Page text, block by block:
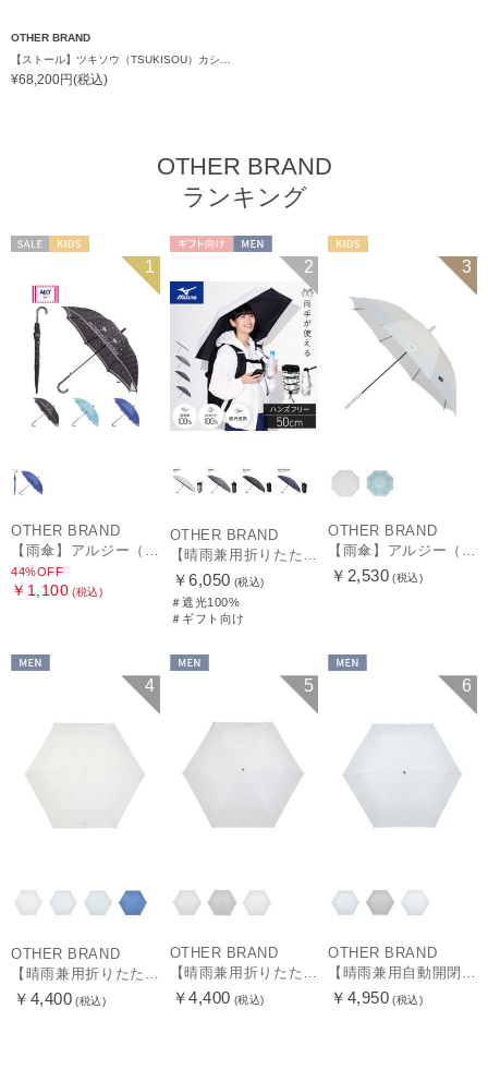
OTHER BRAND
¥68,200円(税込)
OTHER BRAND
ランキング
1
OTHER BRAND
【雨傘】アルジー（ALGY）ドット 長傘 【公式ムーンバット】 キッズ 子供傘 55cm 58cm 55cmは窓付き
44%OFF
￥1,100 (税込)
2
OTHER BRAND
【晴雨兼用折りたたみ日傘】ミズノ（MIZUNO）ハンズフリー 遮光100% 遮熱 UV100％ 軽量
￥6,050 (税込)
＃遮光100%
＃ギフト向け
3
OTHER BRAND
【雨傘】アルジー（ALGY）子供用通学雨傘 グラデーション ボタンジャンプ
￥2,530 (税込)
4
OTHER BRAND
【晴雨兼用折りたたみ日傘】ミズノ（MIZUNO）パイピング 遮光100 UV100 遮熱効果 軽量
￥4,400 (税込)
5
OTHER BRAND
【晴雨兼用折りたたみ日傘】ミズノ（MIZUNO）プレーン 遮光100 UV100 遮熱効果
￥4,400 (税込)
6
OTHER BRAND
【晴雨兼用自動開閉折りたたみ日傘】ミズノ（MIZUNO）プレーン 遮光100 UV100 遮熱効果 ワンタッチ開閉 大きめ58cm
￥4,950 (税込)